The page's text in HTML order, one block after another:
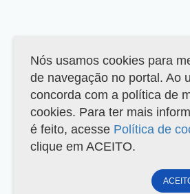
Nós usamos cookies para
de navegação no portal. Ao
concorda com a política de
cookies. Para ter mais
é feito, acesse Política de
clique em ACEITO.